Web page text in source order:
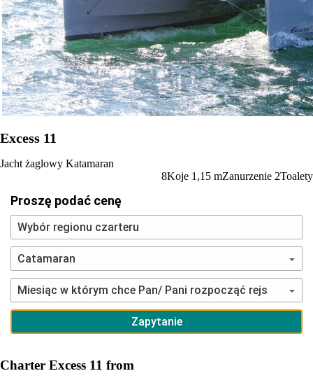
Excess 11
Jacht żaglowy Katamaran
8Koje 1,15 mZanurzenie 2Toalety
Proszę podać cenę
Charter Excess 11 from